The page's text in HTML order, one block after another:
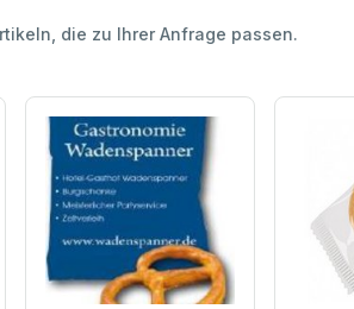
die zu Ihrer Anfrage passen.